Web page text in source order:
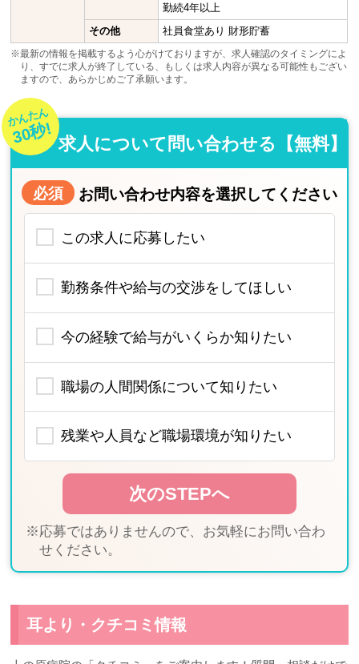
勤続4年以上
その他
社員食堂あり 財形貯蓄
※最新の情報を掲載するよう心がけておりますが、求人確認のタイミングによ
り、すでに求人が終了している、もしくは求人内容が異なる可能性もござい
ますので、あらかじめご了承願います。
かんたん
30秒! 求人について問い合わせる【無料】
必須 お問い合わせ内容を選択してください
この求人に応募したい
勤務条件や給与の交渉をしてほしい
今の経験で給与がいくらか知りたい
職場の人間関係について知りたい
残業や人員など職場環境が知りたい
※応募ではありませんので、お気軽にお問い合わ
せください。
耳より・クチコミ情報